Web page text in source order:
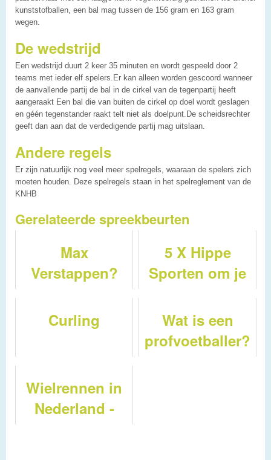
kunststofballen, een bal mag tussen de 156 gram en 163 gram
wegen.
De wedstrijd
Een wedstrijd duurt 2 keer 35 minuten en wordt gespeeld door 2
teams met ieder elf spelers.Er kan alleen worden gescoord wanneer
de aanvallende partij de bal in de cirkel van de tegenpartij heeft
aangeraakt Een bal die van buiten de cirkel op doel wordt geslagen
en géén tegenstander raakt telt niet als doelpunt.De scheidsrechter
geeft dan aan dat de verdedigende partij mag uitslaan.
Andere regels
Er zijn natuurlijk nog veel meer spelregels, waaraan de spelers zich
moeten houden. Deze spelregels staan in het spelreglement van de
KNHB
Gerelateerde spreekbeurten
Max
Verstappen?
5 X Hippe
Sporten om je
over te doen !
Curling
Wat is een
profvoetballer?
Wielrennen in
Nederland -